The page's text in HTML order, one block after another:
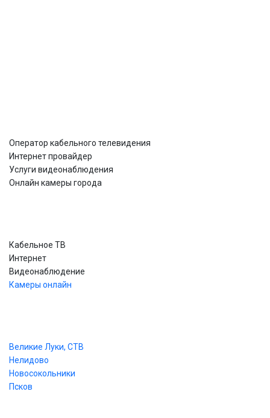
Оператор кабельного телевидения
Интернет провайдер
Услуги видеонаблюдения
Онлайн камеры города
Кабельное ТВ
Интернет
Видеонаблюдение
Камеры онлайн
Великие Луки, СТВ
Нелидово
Новосокольники
Псков